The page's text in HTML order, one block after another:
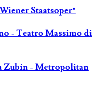
Staatsoper*
- Teatro Massimo di
Zubin - Metropolitan